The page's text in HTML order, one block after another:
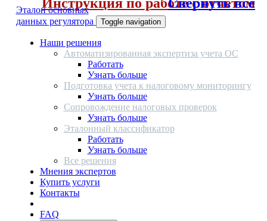
Эталон основных
данных регулятора
Toggle navigation
Наши решения
Автоматизированная экспертиза учета ОС
Работать
Узнать больше
Подготовка учета к налоговому мониторингу
Узнать больше
Сопровождение налоговых проверок
Узнать больше
Эталонный классификатор
Работать
Узнать больше
Все решения
Мнения экспертов
Купить услуги
Контакты
FAQ